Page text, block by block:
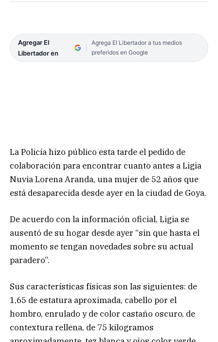
Agregar El
Libertador en
Agrega El Libertador a tus medios
preferidos en Google
La Policía hizo público esta tarde el pedido de
colaboración para encontrar cuanto antes a Ligia
Nuvia Lorena Aranda, una mujer de 52 años que
está desaparecida desde ayer en la ciudad de Goya.
De acuerdo con la información oficial, Ligia se
ausentó de su hogar desde ayer “sin que hasta el
momento se tengan novedades sobre su actual
paradero”.
Sus características físicas son las siguientes: de
1,65 de estatura aproximada, cabello por el
hombro, enrulado y de color castaño oscuro, de
contextura rellena, de 75 kilogramos